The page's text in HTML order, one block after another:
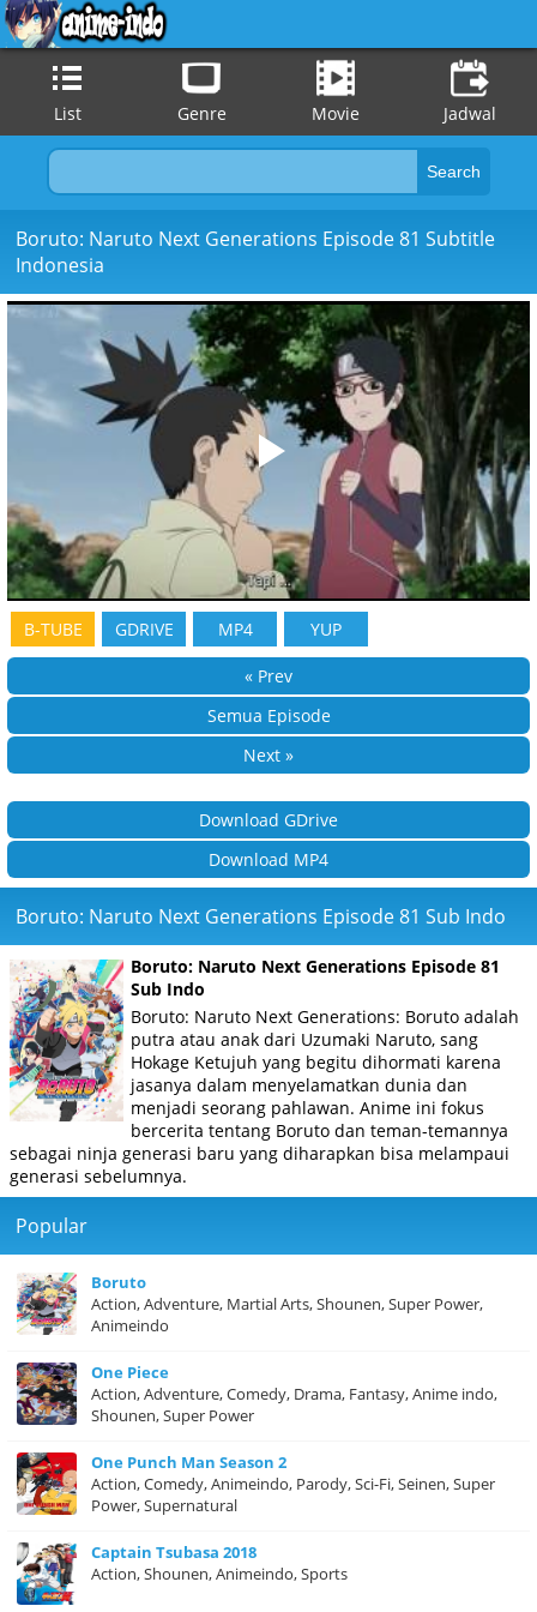
List Genre Movie Jadwal
Boruto: Naruto Next Generations Episode 81 Subtitle
Indonesia
B-TUBE GDRIVE MP4 YUP
« Prev
Semua Episode
Next »
Download GDrive
Download MP4
Boruto: Naruto Next Generations Episode 81 Sub Indo
Boruto: Naruto Next Generations Episode 81
Sub Indo
Boruto: Naruto Next Generations: Boruto adalah
putra atau anak dari Uzumaki Naruto, sang
Hokage Ketujuh yang begitu dihormati karena
jasanya dalam menyelamatkan dunia dan
menjadi seorang pahlawan. Anime ini fokus
bercerita tentang Boruto dan teman-temannya
sebagai ninja generasi baru yang diharapkan bisa melampaui
generasi sebelumnya.
Popular
Boruto
Action, Adventure, Martial Arts, Shounen, Super Power,
Animeindo
One Piece
Action, Adventure, Comedy, Drama, Fantasy, Anime indo,
Shounen, Super Power
One Punch Man Season 2
Action, Comedy, Animeindo, Parody, Sci-Fi, Seinen, Super
Power, Supernatural
Captain Tsubasa 2018
Action, Shounen, Animeindo, Sports